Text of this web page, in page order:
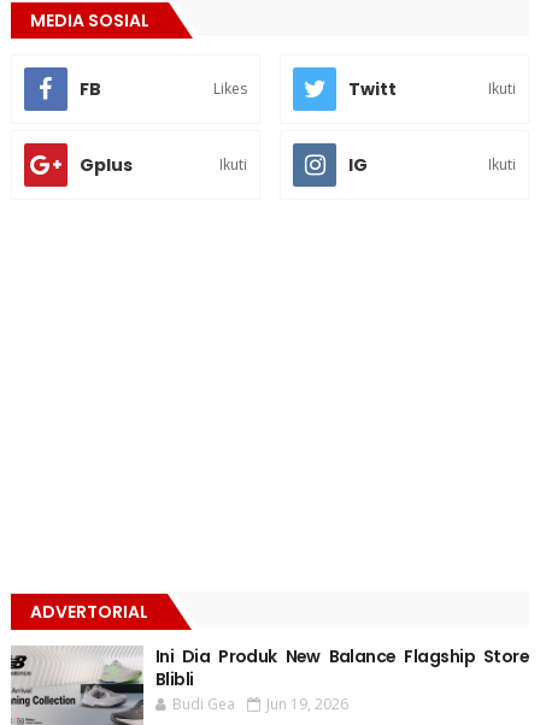
MEDIA SOSIAL
FB Likes Twitt Ikuti
Gplus Ikuti IG Ikuti
ADVERTORIAL
Ini Dia Produk New Balance Flagship Store
Blibli
Budi Gea Jun 19, 2026